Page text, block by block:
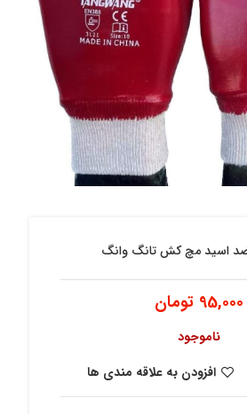
کنید
اسید مچ کش تانگ وانگ
95,000 تومان
ناموجود
افزودن به علاقه مندی ها